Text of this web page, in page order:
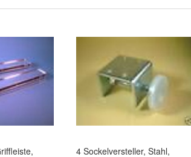
4 Sockelversteller, Stahl,